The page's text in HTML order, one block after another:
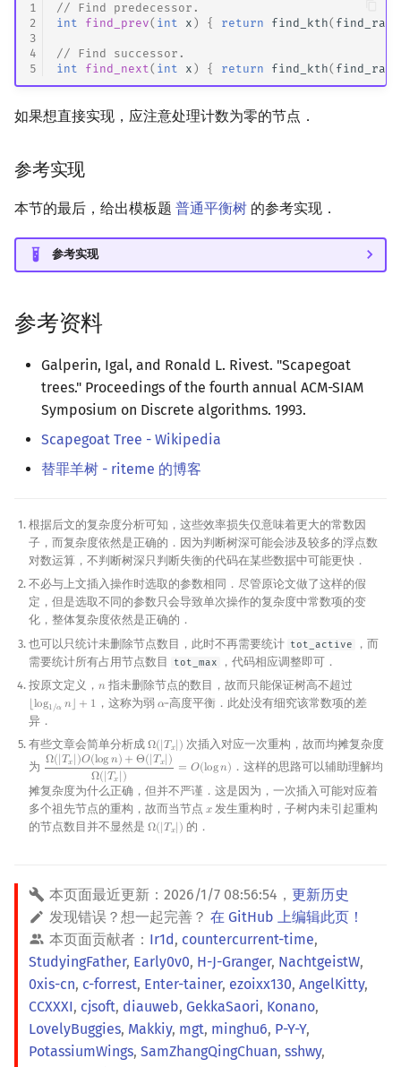
1
2
3
4
5
// Find predecessor.
int
find_prev( int x ) { return find_kth( find_rank
// Find successor.
int
find_next( int x ) { return find_kth( find_rank
如果想直接实现，应注意处理计数为零的节点．
参考实现
本节的最后，给出模板题 普通平衡树 的参考实现．
参考实现
参考资料
Galperin, Igal, and Ronald L. Rivest. "Scapegoat
trees." Proceedings of the fourth annual ACM-SIAM
Symposium on Discrete algorithms. 1993.
Scapegoat Tree - Wikipedia
替罪羊树 - riteme 的博客
根据后文的复杂度分析可知，这些效率损失仅意味着更大的常数因
子，而复杂度依然是正确的．因为判断树深可能会涉及较多的浮点数
对数运算，不判断树深只判断失衡的代码在某些数据中可能更快．
不必与上文插入操作时选取的参数相同．尽管原论文做了这样的假
定，但是选取不同的参数只会导致单次操作的复杂度中常数项的变
化，整体复杂度依然是正确的．
也可以只统计未删除节点数目，此时不再需要统计 tot_active
，而
需要统计所有占用节点数目
tot_max
，代码相应调整即可．
按原文定义， 𝑛
n指未删除节点的数目，故而只能保证树高不超过
⌊log1/𝛼 𝑛⌋ + 1
⌊log1/ αn +1 ，这称为弱 𝛼
α‑高度平衡．此处没有细究该常数项的差
异．
有些文章会简单分析成 Ω(|𝑇𝑥|)
Ω( Tx ) 次插入对应一次重构，故而均摊复杂度
为 Ω(|𝑇𝑥|)𝑂(log𝑛) + Θ(|𝑇𝑥|)
Ω(|𝑇𝑥|) = 𝑂(log𝑛)
Ω(|Tx|)O(logn)+Θ(|Tx|)Ω(| Tx )=O(logn )．这样的思路可以辅助理解均
摊复杂度为什么正确，但并不严谨．这是因为，一次插入可能对应着
多个祖先节点的重构，故而当节点 𝑥
x 发生重构时，子树内未引起重构
的节点数目并不显然是 Ω(|𝑇𝑥|)
Ω( Tx ) 的．
本页面最近更新： 2026/1/7 08:56:54 ， 更新历史
发现错误？想一起完善？ 在 GitHub 上编辑此页！
本页面贡献者： Ir1d, countercurrent-time,
StudyingFather, Early0v0, H-J-Granger, NachtgeistW,
0xis-cn, c-forrest, Enter-tainer, ezoixx130, AngelKitty,
CCXXXI, cjsoft, diauweb, GekkaSaori, Konano,
LovelyBuggies, Makkiy, mgt, minghu6, P-Y-Y,
PotassiumWings, SamZhangQingChuan, sshwy,